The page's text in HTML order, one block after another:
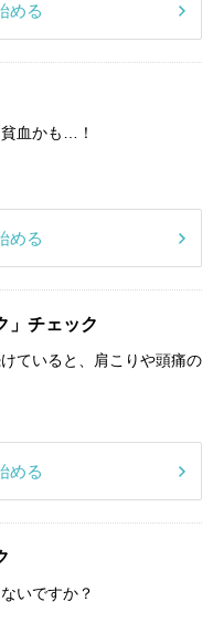
める
血かも…！
める
」チェック
ていると、肩こりや頭痛の
める
いですか？